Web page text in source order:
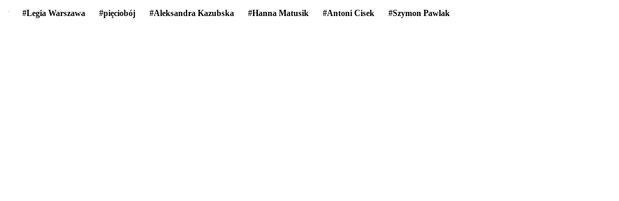
#Legia Warszawa #pięciobój #Aleksandra Kazubska #Hanna Matusik #Antoni Cisek #Szymon Pawlak